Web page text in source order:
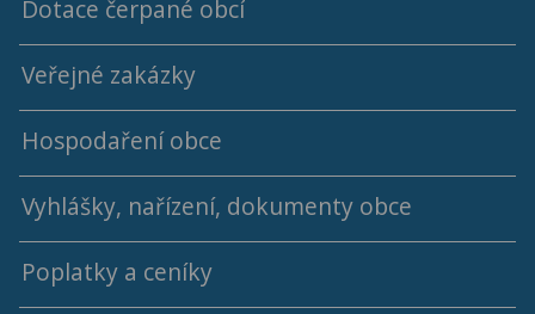
Členové ZO
Jednací řád ZO
Výbory
Dotace čerpané obcí
2018 - 2022
2014 - 2018
Veřejné zakázky
Hospodaření obce
Střednědobý výhled rozpočtu
Rok 2026
Vyhlášky, nařízení, dokumenty obce
Poplatky a ceníky